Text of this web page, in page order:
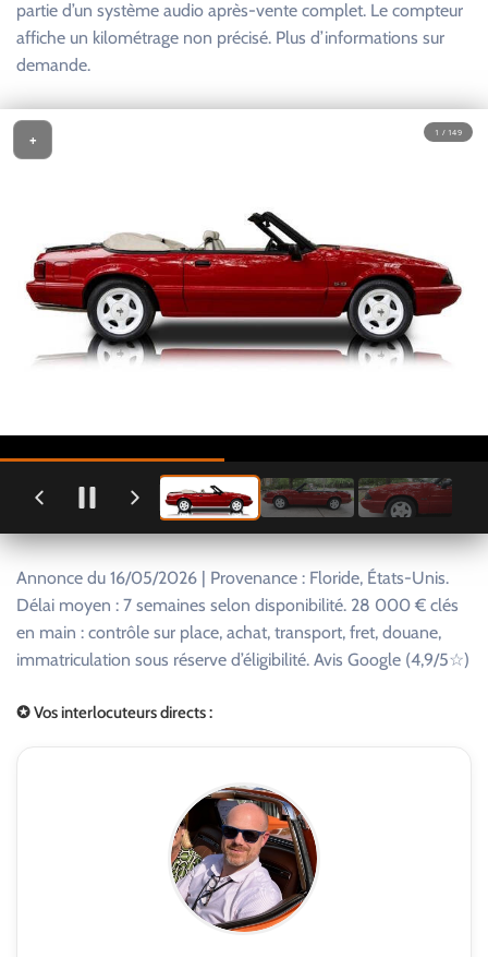
partie d’un système audio après-vente complet. Le compteur
affiche un kilométrage non précisé. Plus d’informations sur
demande.
1 / 149
+
Annonce du 16/05/2026 | Provenance : Floride, États-Unis.
Délai moyen : 7 semaines selon disponibilité. 28 000 € clés
en main : contrôle sur place, achat, transport, fret, douane,
immatriculation sous réserve d’éligibilité. Avis Google (4,9/5☆)
✪ Vos interlocuteurs directs :